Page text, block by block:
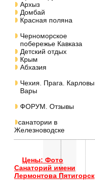
Архыз
Домбай
Красная поляна
Черноморское
побережье Кавказа
Детский отдых
Крым
Абхазия
Чехия. Прага. Карловы
Вары
ФОРУМ. Отзывы
санатории в
Железноводске
Цены: Фото
Санаторий имени
Лермонтова Пятигорск